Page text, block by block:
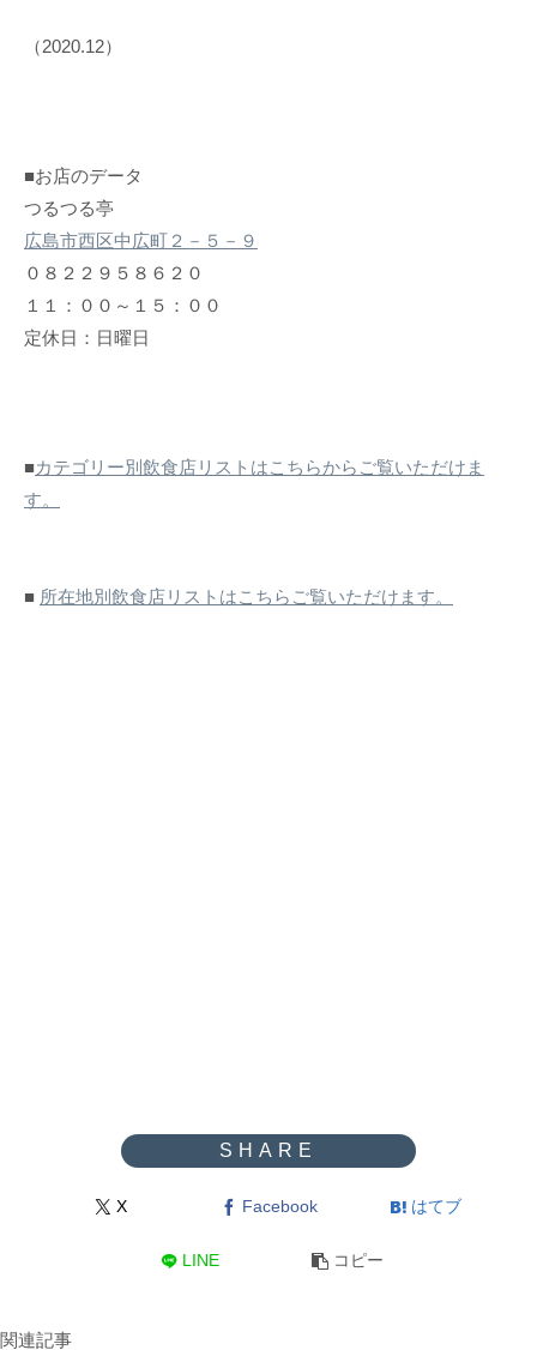
（2020.12）
■お店のデータ
つるつる亭
広島市西区中広町２－５－９
０８２２９５８６２０
１１：００～１５：００
定休日：日曜日
■カテゴリー別飲食店リストはこちらからご覧いただけま
す。
■ 所在地別飲食店リストはこちらご覧いただけます。
X Facebook はてブ
LINE コピー
関連記事